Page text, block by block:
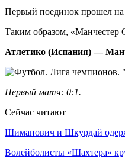
Первый поединок прошел на
Таким образом, «Манчестер
Атлетико (Испания) —
Первый матч: 0:1.
Сейчас читают
Шиманович и Шкурдай
Волейболисты «Шахтера»